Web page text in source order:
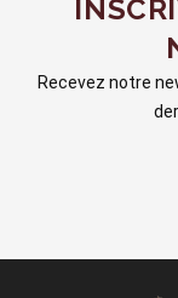
Recevez notre